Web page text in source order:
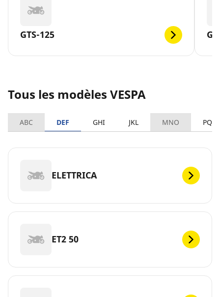
GTS-125
Tous les modèles VESPA
ABC DEF GHI JKL MNO PQRS
ELETTRICA
ET2 50